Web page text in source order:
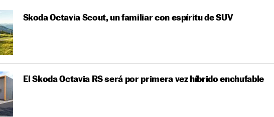
Skoda Octavia Scout, un familiar con espíritu de SUV
El Skoda Octavia RS será por primera vez híbrido enchufable